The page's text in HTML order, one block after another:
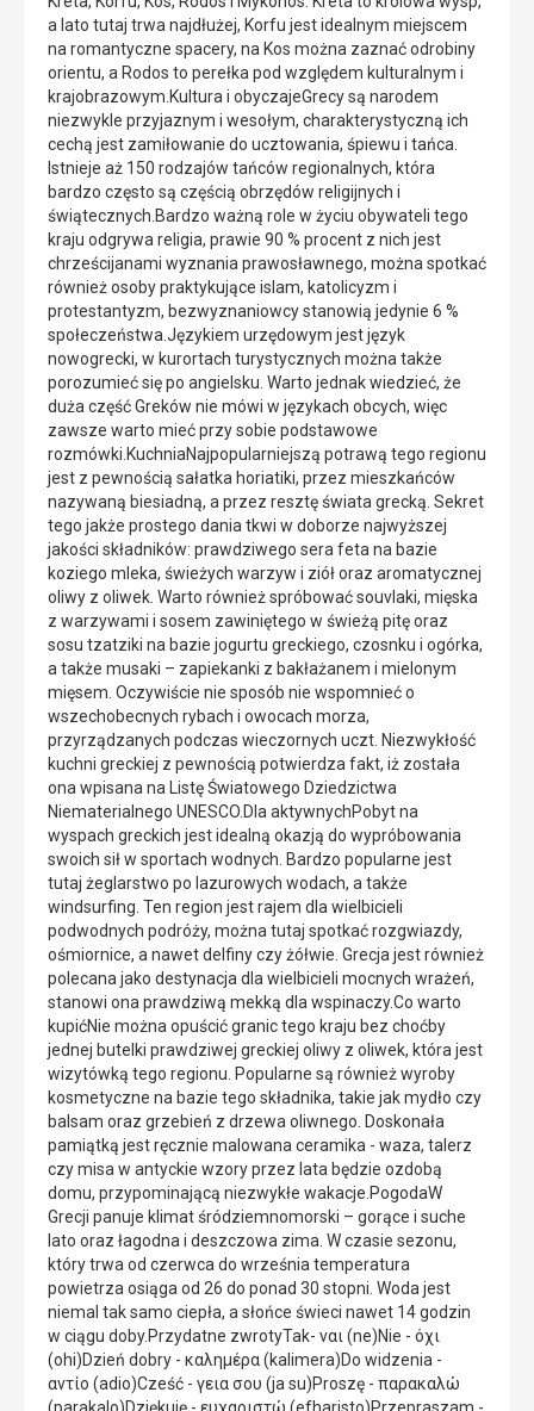
a lato tutaj trwa najdłużej, Korfu jest idealnym miejscem
na romantyczne spacery, na Kos można zaznać odrobiny
orientu, a Rodos to perełka pod względem kulturalnym i
krajobrazowym.Kultura i obyczajeGrecy są narodem
niezwykle przyjaznym i wesołym, charakterystyczną ich
cechą jest zamiłowanie do ucztowania, śpiewu i tańca.
Istnieje aż 150 rodzajów tańców regionalnych, która
bardzo często są częścią obrzędów religijnych i
świątecznych.Bardzo ważną role w życiu obywateli tego
kraju odgrywa religia, prawie 90 % procent z nich jest
chrześcijanami wyznania prawosławnego, można spotkać
również osoby praktykujące islam, katolicyzm i
protestantyzm, bezwyznaniowcy stanowią jedynie 6 %
społeczeństwa.Językiem urzędowym jest język
nowogrecki, w kurortach turystycznych można także
porozumieć się po angielsku. Warto jednak wiedzieć, że
duża część Greków nie mówi w językach obcych, więc
zawsze warto mieć przy sobie podstawowe
rozmówki.KuchniaNajpopularniejszą potrawą tego regionu
jest z pewnością sałatka horiatiki, przez mieszkańców
nazywaną biesiadną, a przez resztę świata grecką. Sekret
tego jakże prostego dania tkwi w doborze najwyższej
jakości składników: prawdziwego sera feta na bazie
koziego mleka, świeżych warzyw i ziół oraz aromatycznej
oliwy z oliwek. Warto również spróbować souvlaki, mięska
z warzywami i sosem zawiniętego w świeżą pitę oraz
sosu tzatziki na bazie jogurtu greckiego, czosnku i ogórka,
a także musaki – zapiekanki z bakłażanem i mielonym
mięsem. Oczywiście nie sposób nie wspomnieć o
wszechobecnych rybach i owocach morza,
przyrządzanych podczas wieczornych uczt. Niezwykłość
kuchni greckiej z pewnością potwierdza fakt, iż została
ona wpisana na Listę Światowego Dziedzictwa
Niematerialnego UNESCO.Dla aktywnychPobyt na
wyspach greckich jest idealną okazją do wypróbowania
swoich sił w sportach wodnych. Bardzo popularne jest
tutaj żeglarstwo po lazurowych wodach, a także
windsurfing. Ten region jest rajem dla wielbicieli
podwodnych podróży, można tutaj spotkać rozgwiazdy,
ośmiornice, a nawet delfiny czy żółwie. Grecja jest również
polecana jako destynacja dla wielbicieli mocnych wrażeń,
stanowi ona prawdziwą mekką dla wspinaczy.Co warto
kupićNie można opuścić granic tego kraju bez choćby
jednej butelki prawdziwej greckiej oliwy z oliwek, która jest
wizytówką tego regionu. Popularne są również wyroby
kosmetyczne na bazie tego składnika, takie jak mydło czy
balsam oraz grzebień z drzewa oliwnego. Doskonała
pamiątką jest ręcznie malowana ceramika - waza, talerz
czy misa w antyckie wzory przez lata będzie ozdobą
domu, przypominającą niezwykłe wakacje.PogodaW
Grecji panuje klimat śródziemnomorski – gorące i suche
lato oraz łagodna i deszczowa zima. W czasie sezonu,
który trwa od czerwca do września temperatura
powietrza osiąga od 26 do ponad 30 stopni. Woda jest
niemal tak samo ciepła, a słońce świeci nawet 14 godzin
w ciągu doby.Przydatne zwrotyTak- ναι (ne)Nie - όχι
(ohi)Dzień dobry - καλημέρα (kalimera)Do widzenia -
αντίο (adio)Cześć - γεια σου (ja su)Proszę - παρακαλώ